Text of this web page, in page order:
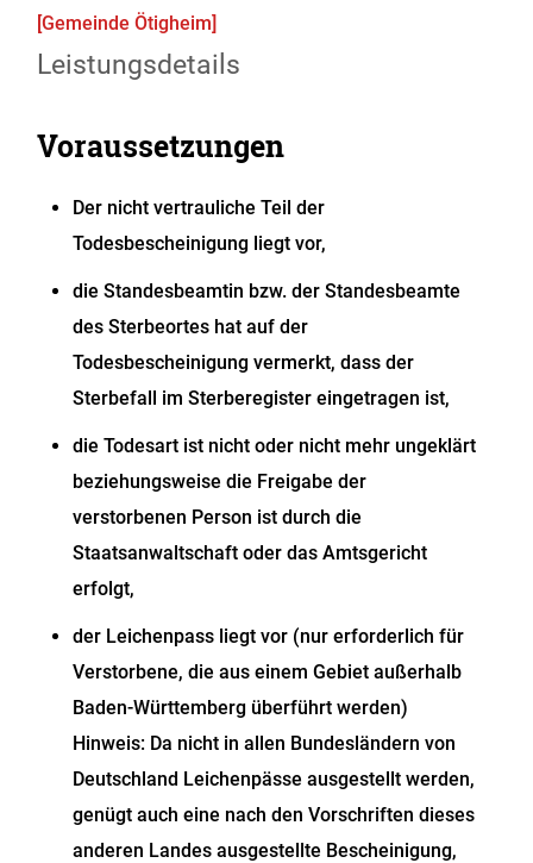
[Gemeinde Ötigheim]
Leistungsdetails
Voraussetzungen
Der nicht vertrauliche Teil der
Todesbescheinigung liegt vor,
die Standesbeamtin bzw. der Standesbeamte
des Sterbeortes hat auf der
Todesbescheinigung vermerkt, dass der
Sterbefall im Sterberegister eingetragen ist,
die Todesart ist nicht oder nicht mehr ungeklärt
beziehungsweise die Freigabe der
verstorbenen Person ist durch die
Staatsanwaltschaft oder das Amtsgericht
erfolgt,
der Leichenpass liegt vor (nur erforderlich für
Verstorbene, die aus einem Gebiet außerhalb
Baden-Württemberg überführt werden)
Hinweis: Da nicht in allen Bundesländern von
Deutschland Leichenpässe ausgestellt werden,
genügt auch eine nach den Vorschriften dieses
anderen Landes ausgestellte Bescheinigung,